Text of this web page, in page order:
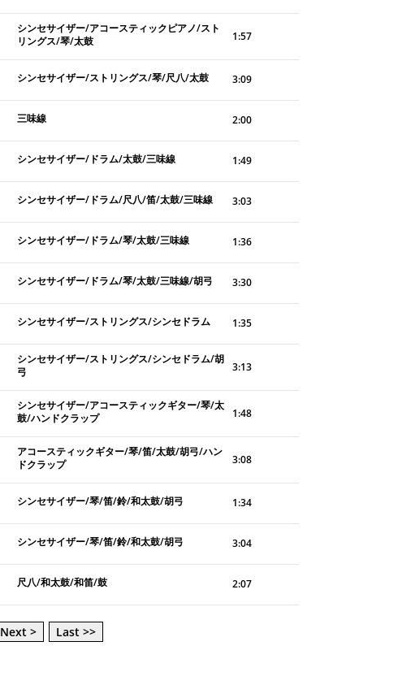
シンセサイザー/アコースティックピアノ/スト
リングス/琴/太鼓
1:57
シンセサイザー/ストリングス/琴/尺八/太鼓 3:09
三味線 2:00
シンセサイザー/ドラム/太鼓/三味線 1:49
シンセサイザー/ドラム/尺八/笛/太鼓/三味線 3:03
シンセサイザー/ドラム/琴/太鼓/三味線 1:36
シンセサイザー/ドラム/琴/太鼓/三味線/胡弓 3:30
シンセサイザー/ストリングス/シンセドラム 1:35
シンセサイザー/ストリングス/シンセドラム/胡
弓
3:13
シンセサイザー/アコースティックギター/琴/太
鼓/ハンドクラップ
1:48
アコースティックギター/琴/笛/太鼓/胡弓/ハン
ドクラップ
3:08
シンセサイザー/琴/笛/鈴/和太鼓/胡弓 1:34
シンセサイザー/琴/笛/鈴/和太鼓/胡弓 3:04
尺八/和太鼓/和笛/鼓 2:07
Next >
Last >>